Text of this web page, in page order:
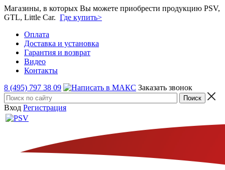
Магазины, в которых Вы можете приобрести продукцию PSV,
GTL, Little Car. Где купить>
Оплата
Доставка и установка
Гарантия и возврат
Видео
Контакты
8 (495) 797 38 09
Заказать звонок
Вход Регистрация